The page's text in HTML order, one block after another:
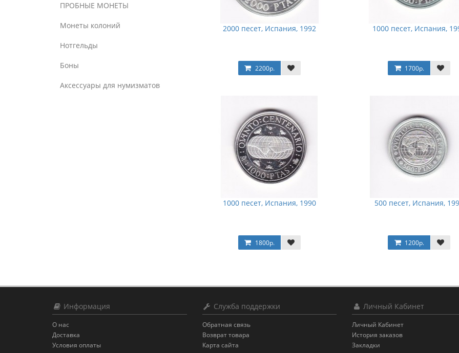
ПРОБНЫЕ МОНЕТЫ
Монеты колоний
Нотгельды
Боны
Аксессуары для нумизматов
2000 песет, Испания, 1992
2200р.
1000 песет, Испания,
1700р.
1000 песет, Испания, 1990
1800р.
500 песет, Испания,
1200р.
Информация
О нас
Доставка
Условия оплаты
Служба поддержки
Обратная связь
Возврат товара
Карта сайта
Личный Кабинет
Личный Кабинет
История заказов
Закладки